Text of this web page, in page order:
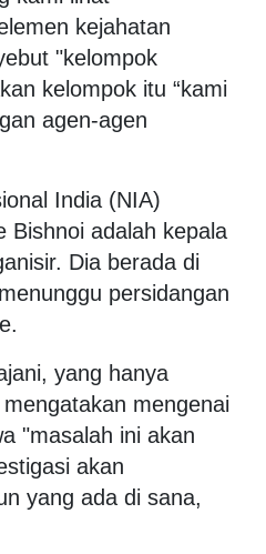
kejahatan
"kelompok
kelompok itu “kami
agen-agen
India (NIA)
Bishnoi adalah kepala
Dia berada di
persidangan
yang hanya
mengenai
"masalah ini akan
akan
yang ada di sana,